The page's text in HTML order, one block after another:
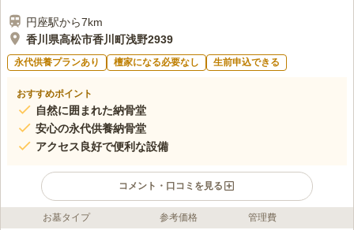
円座駅から7km
香川県高松市香川町浅野2939
永代供養プランあり 檀家になる必要なし 生前申込できる
おすすめポイント
自然に囲まれた納骨堂
安心の永代供養納骨堂
アクセス良好で便利な設備
コメント・口コミを見る
ライフドット編集部のコメント
お墓タイプ 参考価格 管理費